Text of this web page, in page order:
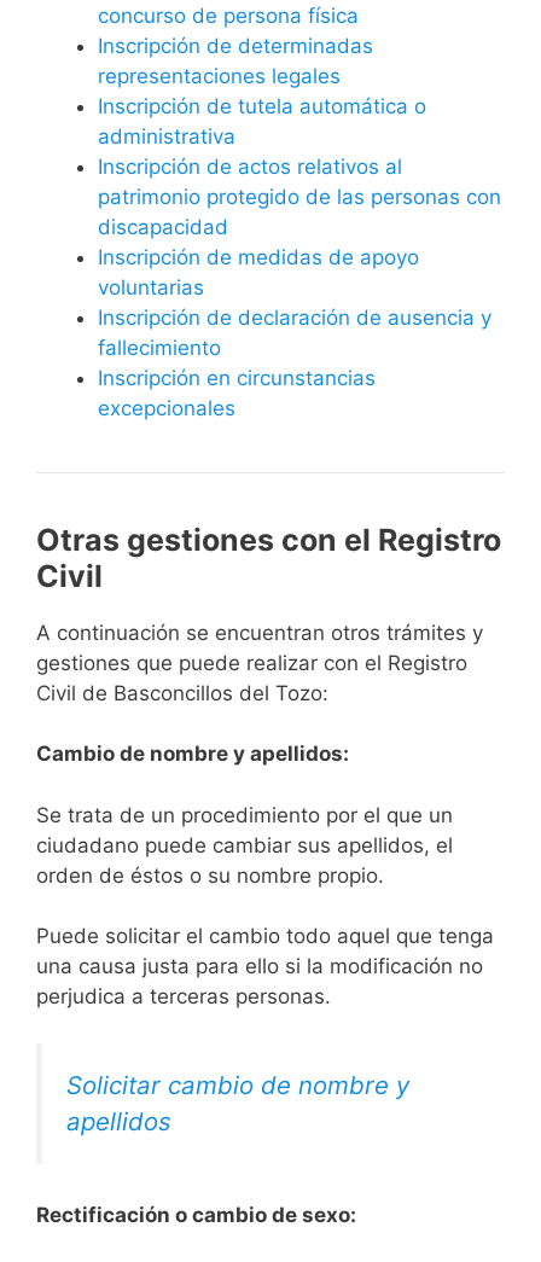
concurso de persona física
Inscripción de determinadas
representaciones legales
Inscripción de tutela automática o
administrativa
Inscripción de actos relativos al
patrimonio protegido de las personas con
discapacidad
Inscripción de medidas de apoyo
voluntarias
Inscripción de declaración de ausencia y
fallecimiento
Inscripción en circunstancias
excepcionales
Otras gestiones con el Registro
Civil
A continuación se encuentran otros trámites y
gestiones que puede realizar con el Registro
Civil de Basconcillos del Tozo:
Cambio de nombre y apellidos:
Se trata de un procedimiento por el que un
ciudadano puede cambiar sus apellidos, el
orden de éstos o su nombre propio.
Puede solicitar el cambio todo aquel que tenga
una causa justa para ello si la modificación no
perjudica a terceras personas.
Solicitar cambio de nombre y
apellidos
Rectificación o cambio de sexo: